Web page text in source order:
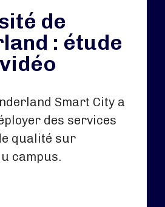
de
: étude
Smart City a
des services
qualité sur
campus.